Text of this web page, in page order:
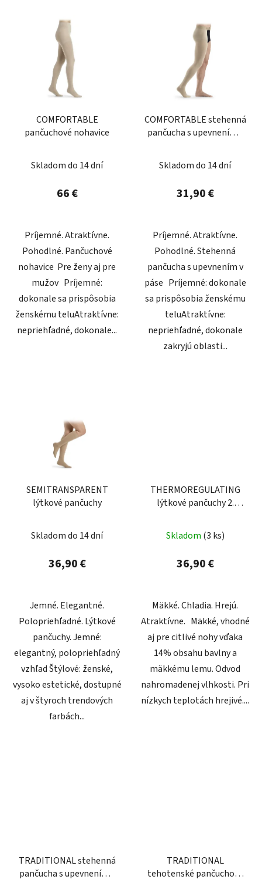
COMFORTABLE
pančuchové nohavice
Skladom do 14 dní
66 €
Príjemné. Atraktívne.
Pohodlné. Pančuchové
nohavice Pre ženy aj pre
mužov Príjemné:
dokonale sa prispôsobia
ženskému teluAtraktívne:
nepriehľadné, dokonale...
COMFORTABLE stehenná
pančucha s upevnením v
Skladom do 14 dní
31,90 €
Príjemné. Atraktívne.
Pohodlné. Stehenná
pančucha s upevnením v
páse Príjemné: dokonale
sa prispôsobia ženskému
teluAtraktívne:
nepriehľadné, dokonale
zakryjú oblasti...
SEMITRANSPARENT
lýtkové pančuchy
Skladom do 14 dní
36,90 €
Jemné. Elegantné.
Polopriehľadné. Lýtkové
pančuchy. Jemné:
elegantný, polopriehľadný
vzhľad Štýlové: ženské,
vysoko estetické, dostupné
aj v štyroch trendových
farbách...
THERMOREGULATING
lýtkové pančuchy 2.
Skladom (3 ks)
36,90 €
Mäkké. Chladia. Hrejú.
Atraktívne. Mäkké, vhodné
aj pre citlivé nohy vďaka
14% obsahu bavlny a
mäkkému lemu. Odvod
nahromadenej vlhkosti. Pri
nízkych teplotách hrejivé....
TRADITIONAL stehenná
pančucha s upevnením v
TRADITIONAL
tehotenské pančuchové